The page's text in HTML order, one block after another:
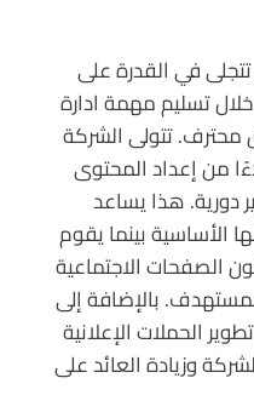
في القدرة على
تسليم مهمة ادارة
تتولى الشركة
من إعداد المحتوى
دورية. هذا يساعد
الأساسية بينما يقوم
الصفحات الاجتماعية
بالإضافة إلى
الحملات الإعلانية
وزيادة العائد على